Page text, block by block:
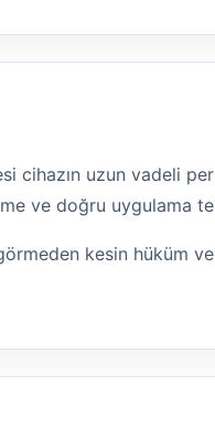
uzun vadeli
ve doğru uygulama
kesin hüküm